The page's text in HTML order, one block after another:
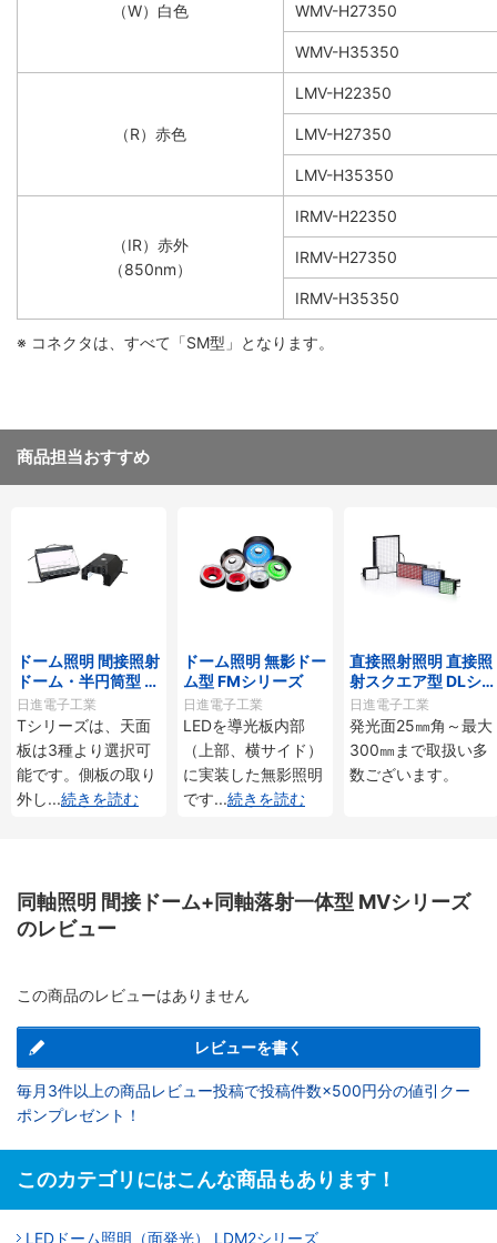
（W）白色 WMV-H27350
WMV-H35350
（R）赤色
LMV-H22350
LMV-H27350
LMV-H35350
（IR）赤外
（850nm）
IRMV-H22350
IRMV-H27350
IRMV-H35350
※ コネクタは、すべて「SM型」となります。
商品担当おすすめ
ドーム照明 間接照射
ドーム・半円筒型 K
M-Tシリーズ・KM-
Kシリーズ
日進電子工業
Tシリーズは、天面
板は3種より選択可
能です。側板の取り
外し...続きを読む
ドーム照明 無影ドー
ム型 FMシリーズ
日進電子工業
LEDを導光板内部
（上部、横サイド）
に実装した無影照明
です...続きを読む
直接照射照明 直接照
射スクエア型 DLシ
リーズ
日進電子工業
発光面25㎜角～最大
300㎜まで取扱い多
数ございます。
同軸照明 間接ドーム+同軸落射一体型 MVシリーズ
のレビュー
この商品のレビューはありません
レビューを書く
毎月3件以上の商品レビュー投稿で投稿件数×500円分の値引クー
ポンプレゼント！
このカテゴリにはこんな商品もあります！
LEDドーム照明（面発光） LDM2シリーズ